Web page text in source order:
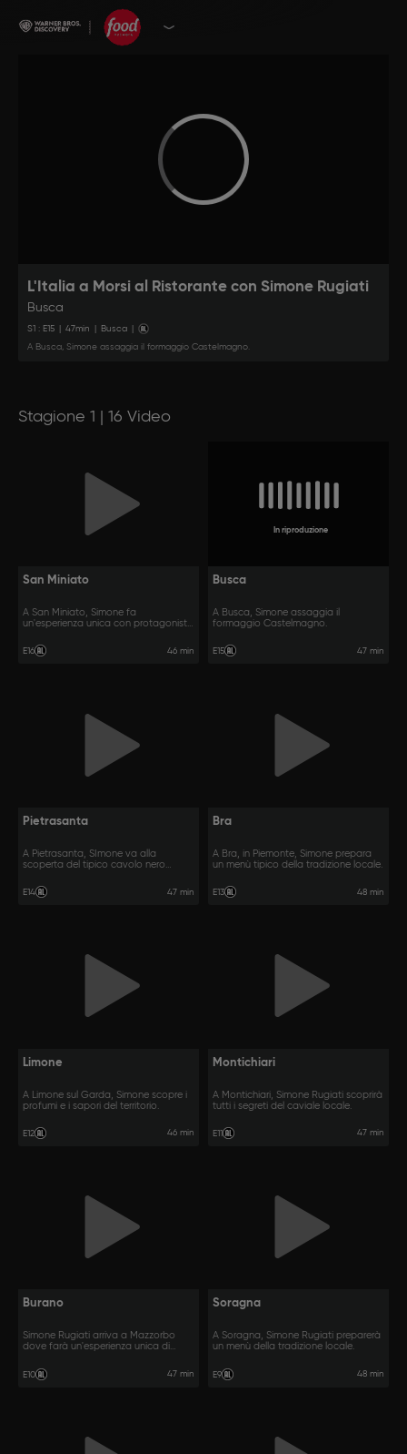
L'Italia a Morsi al Ristorante con Simone Rugiati
Busca
S1 : E15 47min Busca
A Busca, Simone assaggia il formaggio Castelmagno.
Stagione 1 | 16 Video
San Miniato
A San Miniato, Simone fa
un'esperienza unica con protagonista
E16 46 min
In riproduzione
Busca
A Busca, Simone assaggia il
formaggio Castelmagno.
E15 47 min
Pietrasanta
A Pietrasanta, SImone va alla
scoperta del tipico cavolo nero
E14 47 min
Bra
A Bra, in Piemonte, Simone prepara
un menù tipico della tradizione locale.
E13 48 min
Limone
A Limone sul Garda, Simone scopre i
profumi e i sapori del territorio.
E12 46 min
Montichiari
A Montichiari, Simone Rugiati scoprirà
tutti i segreti del caviale locale.
E11 47 min
Burano
Simone Rugiati arriva a Mazzorbo
dove farà un'esperienza unica di
E10 47 min
Soragna
A Soragna, Simone Rugiati preparerà
un menù della tradizione locale.
E9 48 min